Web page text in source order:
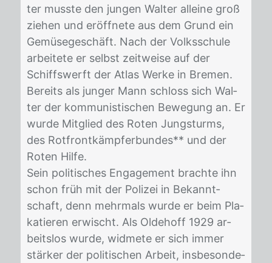
ter muss­te den jun­gen Wal­ter al­lei­ne groß
zie­hen und er­öff­ne­te aus dem Grund ein
Ge­mü­se­ge­schäft. Nach der Volks­schu­le
ar­bei­te­te er selbst zeit­wei­se auf der
Schiffs­werft der At­las Wer­ke in Bre­men.
Be­reits als jun­ger Mann schloss sich Wal­
ter der kom­mu­nis­ti­schen Be­we­gung an. Er
wur­de Mit­glied des Ro­ten Jungsturms,
des Rot­front­kämp­fer­bun­des** und der
Ro­ten Hil­fe.
Sein po­li­ti­sches En­ga­ge­ment brach­te ihn
schon früh mit der Po­li­zei in Be­kannt­
schaft, denn mehr­mals wur­de er beim Pla­
ka­tie­ren er­wischt. Als Ol­de­hoff 1929 ar­
beits­los wur­de, wid­me­te er sich im­mer
stär­ker der po­li­ti­schen Ar­beit, ins­be­son­de­